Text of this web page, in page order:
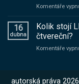
Komentáře
16
dubna
Kolik stojí
čtvereční?
Komentáře
autorská práva